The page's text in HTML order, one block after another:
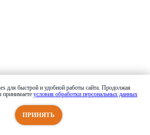
сайтом, вы принимаетеусловия
данных
и соглашаетесь с политикой
для быстрой и удобной работы сайта. Продолжая
принимаете условия обработки персональных данных
ПРИНЯТЬ